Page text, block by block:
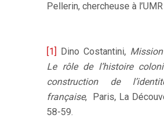
Pellerin, chercheuse à
[1] Dino Costantini,
Le rôle de l’histoire
construction de
française, Paris, La
58-59.